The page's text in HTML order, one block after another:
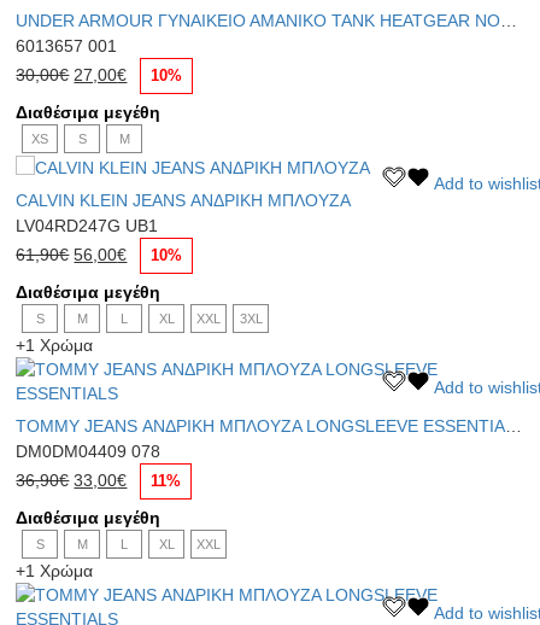
επιλεγούν
προϊόν
μπορούν
να
UNDER ARMOUR ΓΥΝΑΙΚΕΙΟ ΑΜΑΝΙΚΟ TANK HEATGEAR NOVELTY
6013657 001
30,00€ Original
was:
30,00€.
27,00€Η
τρέχουσα
τιμή
είναι:
27,00€.
10%
Διαθέσιμα μεγέθη
XS S M
Αυτό
μπορούν
να
επιλεγούν
Add to
CALVIN KLEIN JEANS ΑΝΔΡΙΚΗ ΜΠΛΟΥΖΑ
LV04RD247G UB1
61,90€ Original
was:
61,90€.
56,00€Η
τρέχουσα
τιμή
είναι:
10%
Διαθέσιμα μεγέθη
S M L XL XXL 3XL
+1 Χρώμα
Αυτό
προϊόν
να
επιλεγούν
Add to
DM0DM04409 078
36,90€ Original
was:
36,90€.
33,00€Η
τρέχουσα
τιμή
είναι:
11%
Διαθέσιμα μεγέθη
S M L XL XXL
+1 Χρώμα
Αυτό
Add to